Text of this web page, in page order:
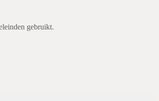
gebruikt.